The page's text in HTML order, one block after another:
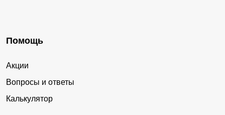
Помощь
Акции
Вопросы и ответы
Калькулятор